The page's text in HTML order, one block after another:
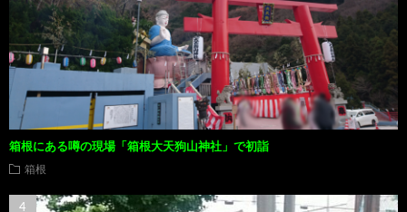
箱根にある噂の現場「箱根大天狗山神社」で初詣
箱根